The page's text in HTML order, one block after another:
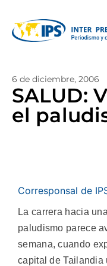
6 de diciembre, 2006
SALUD:
el
Corresponsal de
La carrera hacia
paludismo parece
semana, cuando
capital de Tailandia